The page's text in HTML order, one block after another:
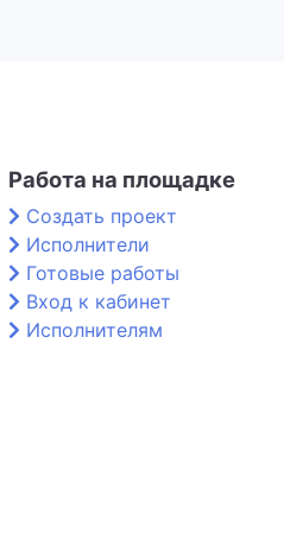
Работа на площадке
Создать проект
Исполнители
Готовые работы
Вход к кабинет
Исполнителям